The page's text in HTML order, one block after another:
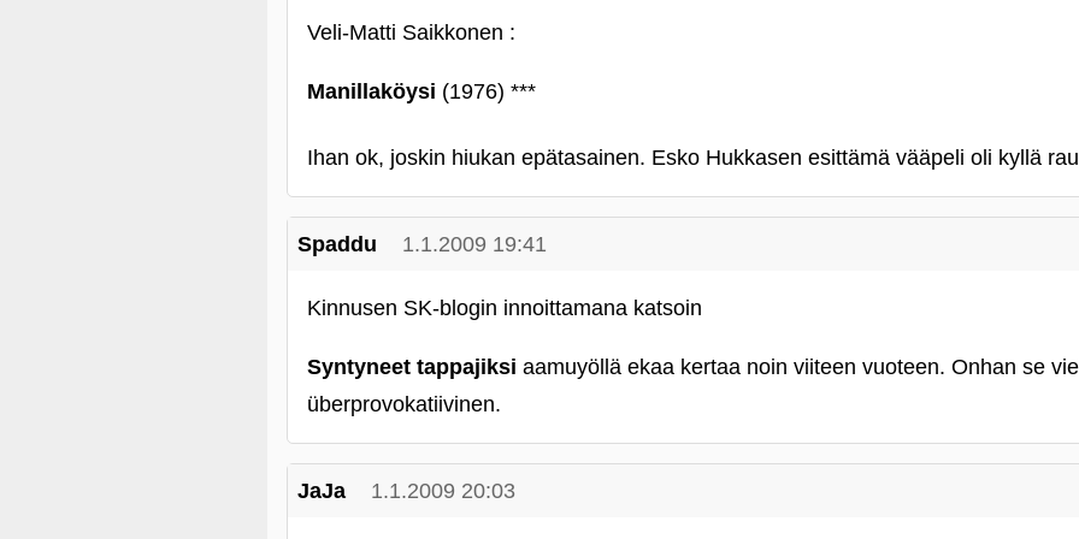
Veli-Matti Saikkonen :
Manillaköysi (1976) ***
Ihan ok, joskin hiukan epätasainen. Esko Hukkasen esittämä vääpeli oli kyllä
Spaddu 1.1.2009 19:41
Kinnusen SK-blogin innoittamana katsoin
Syntyneet tappajiksi aamuyöllä ekaa kertaa noin viiteen vuoteen. Onhan se
überprovokatiivinen.
JaJa 1.1.2009 20:03